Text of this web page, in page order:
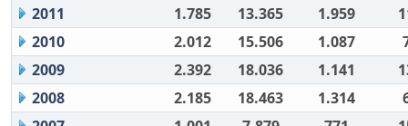
2011
1.785 13.365 1.959
2010
2.012 15.506 1.087
2009
2.392 18.036 1.141
2008
2.185 18.463 1.314